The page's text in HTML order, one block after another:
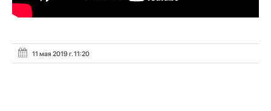
11 мая 2019 г. 11:20